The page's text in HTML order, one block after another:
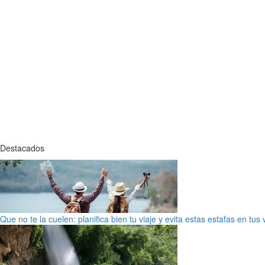
Destacados
Que no te la cuelen: planifica bien tu viaje y evita estas estafas en tus